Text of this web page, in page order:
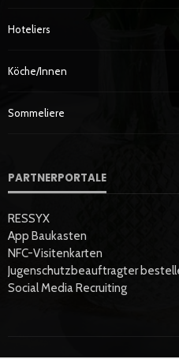
Hoteliers
Köche/innen
Sommeliere
PARTNERPORTALE
RESSYX
App Baukasten
NFC-Visitenkarten
Jugenschutzbeauftragter
Social Media Recruiting